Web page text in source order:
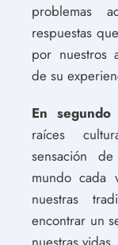
problemas
respuestas
por nuestros
de su
En
raíces
sensación
mundo cada
nuestras
encontrar un